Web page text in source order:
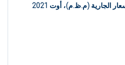
الجارية (م.ظ.م)، أوت 2021